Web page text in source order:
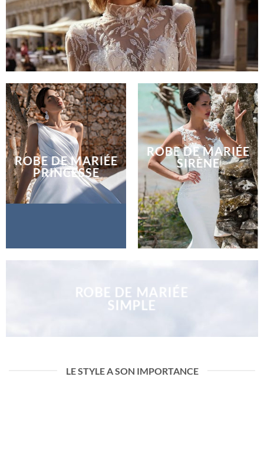
ROBE DE MARIÉE
PRINCESSE
ROBE DE MARIÉE
SIRÈNE
ROBE DE MARIÉE
SIMPLE
LE STYLE A SON IMPORTANCE